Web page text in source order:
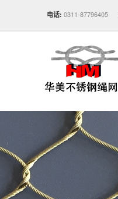
电话: 0311-87796405